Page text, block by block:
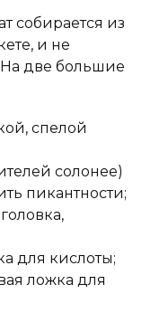
собирается из
и не
две большие
спелой
солонее)
пикантности;
для кислоты;
ложка для